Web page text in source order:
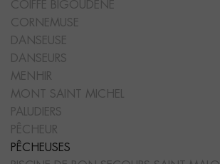
COIFFE BIGOUDÈNE
CORNEMUSE
DANSEUSE
DANSEURS
MENHIR
MONT SAINT MICHEL
PALUDIERS
PÊCHEUR
PÊCHEUSES